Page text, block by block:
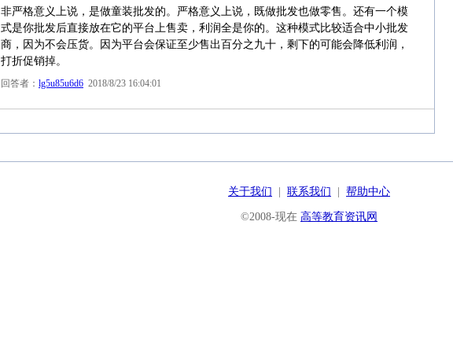
非严格意义上说，是做童装批发的。严格意义上说，既做批发也做零售。还有一个模
式是你批发后直接放在它的平台上售卖，利润全是你的。这种模式比较适合中小批发
商，因为不会压货。因为平台会保证至少售出百分之九十，剩下的可能会降低利润，
打折促销掉。
回答者： lg5u85u6d6 2018/8/23 16:04:01
关于我们 联系我们 帮助中心
©2008-现在 高等教育资讯网